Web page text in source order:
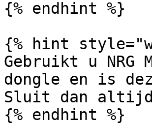
{% endhint %}
{% hint
Gebruikt u
dongle en is
Sluit dan altijd
{% endhint %}